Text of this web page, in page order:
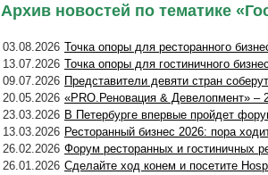
Архив новостей по тематике
03.08.2026 Точка опоры для ресторанного
13.07.2026 Точка опоры для гостиничного
09.07.2026 Представители девяти стран
20.05.2026 «PRO.Реновация & Девелопмент» –
23.03.2026 В Петербурге впервые пройдет
13.03.2026 Ресторанный бизнес 2026: пора
26.02.2026 Форум ресторанных и гостиничных
26.01.2026 Сделайте ход конем и посетите